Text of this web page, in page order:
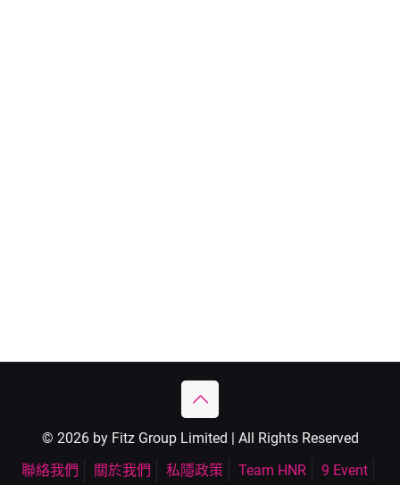
© 2026 by Fitz Group Limited | All Rights Reserved
聯絡我們
關於我們 私隱政策 Team HNR 9 Event